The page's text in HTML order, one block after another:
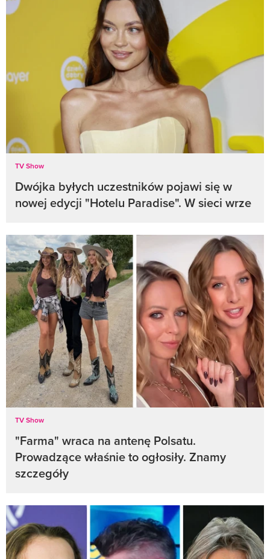
TV Show
Dwójka byłych uczestników pojawi się w
nowej edycji "Hotelu Paradise". W sieci wrze
TV Show
"Farma" wraca na antenę Polsatu.
Prowadzące właśnie to ogłosiły. Znamy
szczegóły